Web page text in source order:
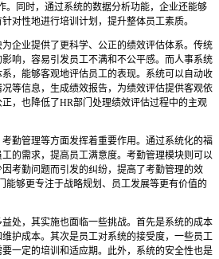
。同时，通过系统的数据分析功能，企业还能够
对性地进行培训计划，提升整体员工素质。
企业提供了更科学、公正的绩效评估体系。传统
响，容易引发员工不满和不公平感。而人事系统
，能够客观地评估员工的表现。系统可以自动收
等信息，生成绩效报告，为绩效评估提供客观依
，也降低了HR部门处理绩效评估过程中的主观
勤管理等方面发挥着重要作用。通过系统化的福
的需求，提高员工满意度。考勤管理模块则可以
考勤问题而引发的纠纷，提高了考勤管理的效
能够更专注于战略规划、员工发展等更有价值的
处，其实施也面临一些挑战。首先是系统的成本
护成本。其次是员工对系统的接受度，一些员工
一定的培训和适应期。此外，系统的安全性也是